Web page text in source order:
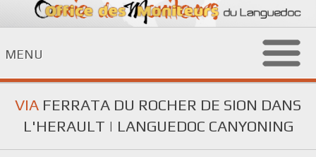
MENU
VIA FERRATA DU ROCHER DE SION DANS
L'HERAULT | LANGUEDOC CANYONING